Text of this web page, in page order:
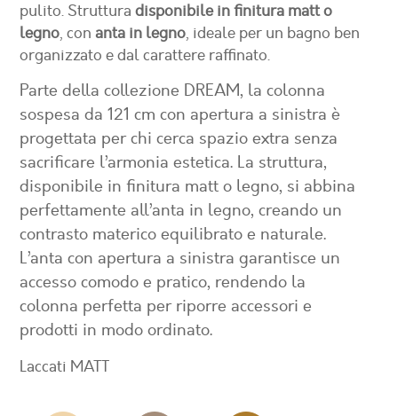
pulito. Strutturadisponibile in finitura matt o
legno, conanta in legno, ideale per un bagno ben
organizzato e dal carattere raffinato.
Parte della collezione DREAM, la colonna
sospesa da 121 cm con apertura a sinistra è
progettata per chi cerca spazio extra senza
sacrificare l’armonia estetica. La struttura,
disponibile in finitura matt o legno, si abbina
perfettamente all’anta in legno, creando un
contrasto materico equilibrato e naturale.
L’anta con apertura a sinistra garantisce un
accesso comodo e pratico, rendendo la
colonna perfetta per riporre accessori e
prodotti in modo ordinato.
Laccati MATT